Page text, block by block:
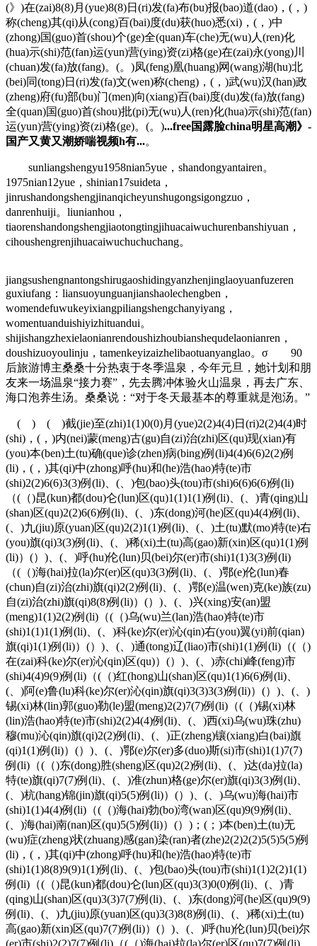
(》)在(zai)8(8)月(yue)8(8)日(ri)发(fa)布(bu)报(bao)道(dao)，(，)
称(cheng)其(qi)从(cong)百(bai)度(du)获(huo)悉(xi)，(，)中
(zhong)国(guo)首(shou)个(ge)全(quan)车(che)无(wu)人(ren)化
(hua)示(shi)范(fan)运(yun)营(ying)资(zi)格(ge)在(zai)永(yong)川
(chuan)发(fa)放(fang)。(。)凤(feng)凰(huang)网(wang)湖(hu)北
(bei)同(tong)日(ri)发(fa)文(wen)称(cheng)，(，)武(wu)汉(han)政
(zheng)府(fu)部(bu)门(men)向(xiang)百(bai)度(du)发(fa)放(fang)
全(quan)国(guo)首(shou)批(pi)无(wu)人(ren)化(hua)示(shi)范(fan)
运(yun)营(ying)资(zi)格(ge)。(。)...free国露脸china明星高潮》-
国产又黄又潮娇喘视频h有...。
sunliangshengyu1958nian5yue，shandongyantairen。
1975nian12yue，shinian17suideta，
jinrushandongshengjinanqicheyunshugongsigongzuo，
danrenhuiji。liunianhou，
tiaorenshandongshengjiaotongtingjihuacaiwuchurenbanshiyuan，
cihoushengrenjihuacaiwuchuchuchang。
jiangsushengnantongshirugaoshidingyanzhenjinglaoyuanfuzeren
guxiufang：liansuoyunguanjianshaolechengben，
womendefuwukeyixiangpiliangshengchanyiyang，
womentuanduishiyizhituandui。
shijishangzhexielaonianrendoushizhoubianshequdelaonianren，
doushizuoyoulinju，tamenkeyizaizhelibaotuanyanglao。σ 90
后旅游博主桑桑十分热衷于冬季温泉，今年元旦，她计划和朋
友来一场温泉“接力赛”，先去腾冲体验火山温泉，再去广东、
海口泡养生汤。桑桑说：“对于冬天最基本的尊重就是泡汤。”
( ) ( )截(jie)至(zhi)1(1)0(0)月(yue)2(2)4(4)日(ri)2(2)4(4)时
(shi)，(，)内(nei)蒙(meng)古(gu)自(zi)治(zhi)区(qu)现(xian)有
(you)本(ben)土(tu)确(que)诊(zhen)病(bing)例(li)4(4)6(6)2(2)例
(li)，(，)其(qi)中(zhong)呼(hu)和(he)浩(hao)特(te)市
(shi)2(2)6(6)3(3)例(li)、(、)包(bao)头(tou)市(shi)6(6)6(6)例(li)
（(（)昆(kun)都(dou)仑(lun)区(qu)1(1)1(1)例(li)、(、)青(qing)山
(shan)区(qu)2(2)6(6)例(li)、(、)东(dong)河(he)区(qu)4(4)例(li)、
(、)九(jiu)原(yuan)区(qu)2(2)1(1)例(li)、(、)土(tu)默(mo)特(te)右
(you)旗(qi)3(3)例(li)、(、)稀(xi)土(tu)高(gao)新(xin)区(qu)1(1)例
(li)）(）)、(、)呼(hu)伦(lun)贝(bei)尔(er)市(shi)1(1)3(3)例(li)
（(（)海(hai)拉(la)尔(er)区(qu)3(3)例(li)、(、)鄂(e)伦(lun)春
(chun)自(zi)治(zhi)旗(qi)2(2)例(li)、(、)鄂(e)温(wen)克(ke)族(zu)
自(zi)治(zhi)旗(qi)8(8)例(li)）(）)、(、)兴(xing)安(an)盟
(meng)1(1)2(2)例(li)（(（)乌(wu)兰(lan)浩(hao)特(te)市
(shi)1(1)1(1)例(li)、(、)科(ke)尔(er)沁(qin)右(you)翼(yi)前(qian)
旗(qi)1(1)例(li)）(）)、(、)通(tong)辽(liao)市(shi)1(1)例(li)（(（)
在(zai)科(ke)尔(er)沁(qin)区(qu)）(）)、(、)赤(chi)峰(feng)市
(shi)4(4)9(9)例(li)（(（)红(hong)山(shan)区(qu)1(1)6(6)例(li)、
(、)阿(e)鲁(lu)科(ke)尔(er)沁(qin)旗(qi)3(3)3(3)例(li)）(）)、(、)
锡(xi)林(lin)郭(guo)勒(le)盟(meng)2(2)7(7)例(li)（(（)锡(xi)林
(lin)浩(hao)特(te)市(shi)2(2)4(4)例(li)、(、)西(xi)乌(wu)珠(zhu)
穆(mu)沁(qin)旗(qi)2(2)例(li)、(、)正(zheng)镶(xiang)白(bai)旗
(qi)1(1)例(li)）(）)、(、)鄂(e)尔(er)多(duo)斯(si)市(shi)1(1)7(7)
例(li)（(（)东(dong)胜(sheng)区(qu)2(2)例(li)、(、)达(da)拉(la)
特(te)旗(qi)7(7)例(li)、(、)准(zhun)格(ge)尔(er)旗(qi)3(3)例(li)、
(、)杭(hang)锦(jin)旗(qi)5(5)例(li)）(）)、(、)乌(wu)海(hai)市
(shi)1(1)4(4)例(li)（(（)海(hai)勃(bo)湾(wan)区(qu)9(9)例(li)、
(、)海(hai)南(nan)区(qu)5(5)例(li)）(）)；(；)本(ben)土(tu)无
(wu)症(zheng)状(zhuang)感(gan)染(ran)者(zhe)2(2)2(2)5(5)5(5)例
(li)，(，)其(qi)中(zhong)呼(hu)和(he)浩(hao)特(te)市
(shi)1(1)8(8)9(9)1(1)例(li)、(、)包(bao)头(tou)市(shi)1(1)2(2)1(1)
例(li)（(（)昆(kun)都(dou)仑(lun)区(qu)3(3)0(0)例(li)、(、)青
(qing)山(shan)区(qu)3(3)7(7)例(li)、(、)东(dong)河(he)区(qu)9(9)
例(li)、(、)九(jiu)原(yuan)区(qu)3(3)8(8)例(li)、(、)稀(xi)土(tu)
高(gao)新(xin)区(qu)7(7)例(li)）(）)、(、)呼(hu)伦(lun)贝(bei)尔
(er)市(shi)2(2)7(7)例(li)（(（)海(hai)拉(la)尔(er)区(qu)7(7)例(li)、